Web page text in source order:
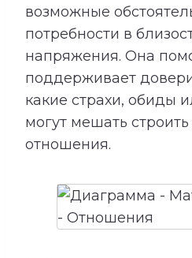
возможные
потребности в
напряжения. Она
поддерживает
какие страхи, обиды
могут мешать
отношения.